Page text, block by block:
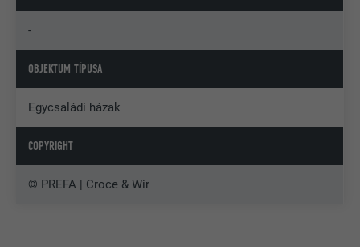
-
OBJEKTUM TÍPUSA
Egycsaládi házak
COPYRIGHT
© PREFA | Croce & Wir